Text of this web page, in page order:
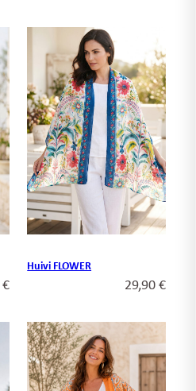
€
Huivi FLOWER
29,90€